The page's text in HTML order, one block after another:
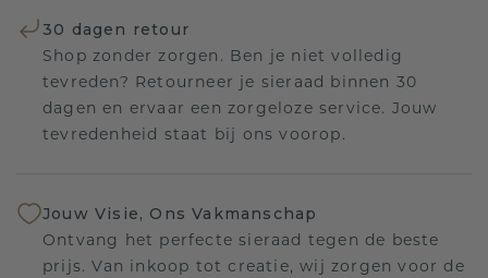
30 dagen retour
Shop zonder zorgen. Ben je niet volledig
tevreden? Retourneer je sieraad binnen 30
dagen en ervaar een zorgeloze service. Jouw
tevredenheid staat bij ons voorop.
Jouw Visie, Ons Vakmanschap
Ontvang het perfecte sieraad tegen de beste
prijs. Van inkoop tot creatie, wij zorgen voor de